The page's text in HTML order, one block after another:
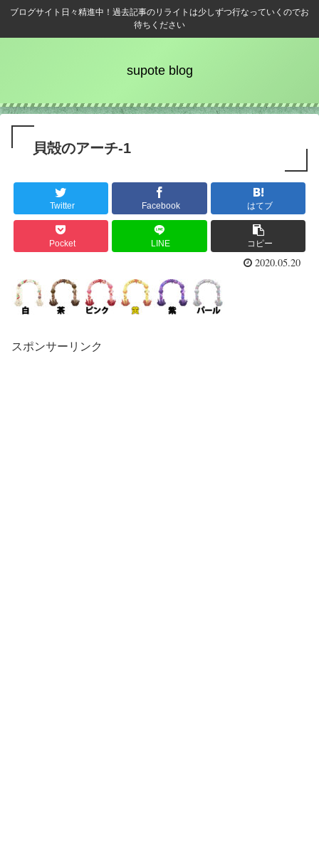
ブログサイト日々精進中！過去記事のリライトは少しずつ行なっていくのでお
待ちください
supote blog
貝殻のアーチ-1
Twitter Facebook はてブ
Pocket LINE コピー
2020.05.20
スポンサーリンク